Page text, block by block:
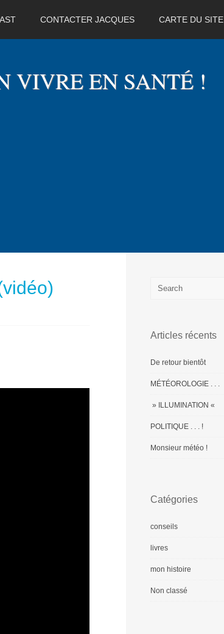
CONTACTER JACQUES CARTE DU SITE
VIVRE EN SANTÉ !
Articles récents
De retour bientôt
MÉTÉOROLOGIE . . .
» ILLUMINATION «
POLITIQUE . . . !
Monsieur météo !
Catégories
conseils
livres
mon histoire
Non classé